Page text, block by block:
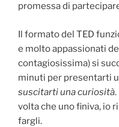
promessa di
Il formato del TED
e molto appassionati
contagiosissima) si
minuti per presentarti
suscitarti una curiosità.
volta che uno finiva, io
fargli.